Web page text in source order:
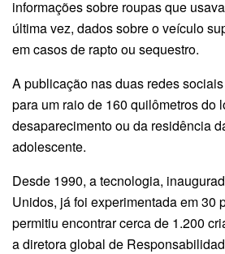
informações sobre roupas que
última vez, dados sobre o veículo
em casos de rapto ou sequestro.
A publicação nas duas redes
para um raio de 160 quilômetros do
desaparecimento ou da residência
adolescente.
Desde 1990, a tecnologia,
Unidos, já foi experimentada em 30
permitiu encontrar cerca de 1.200
a diretora global de